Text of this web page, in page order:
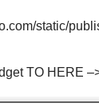
static/
TO HERE